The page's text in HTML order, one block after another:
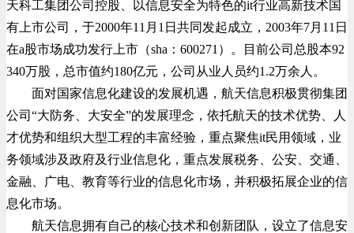
天科工集团公司控股、以信息安全为特色的it行业高新技术国
有上市公司，于2000年11月1日共同发起成立，2003年7月11日
在a股市场成功发行上市（sha：600271）。目前公司总股本92
340万股，总市值约180亿元，公司从业人员约1.2万余人。
面对国家信息化建设的发展机遇，航天信息积极贯彻集团
公司“大防务、大安全”的发展理念，依托航天的技术优势、人
才优势和组织大型工程的丰富经验，重点聚焦it民用领域，业
务领域涉及政府及行业信息化，重点发展税务、公安、交通、
金融、广电、教育等行业的信息化市场，并积极拓展企业的信
息化市场。
航天信息拥有自己的核心技术和创新团队，设立了信息安